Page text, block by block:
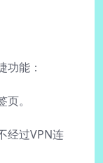
能：
。
经过VPN连